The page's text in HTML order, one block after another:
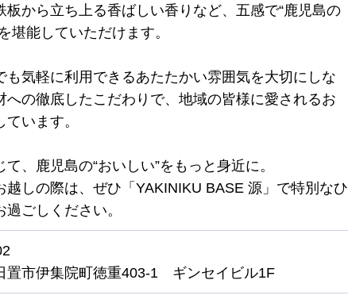
板から立ち上る香ばしい香りなど、五感で“鹿児島の
堪能していただけます。
も気軽に利用できるあたたかい雰囲気を大切にしな
への徹底したこだわりで、地域の皆様に愛されるお
います。
て、鹿児島の“おいしい”をもっと身近に。
越しの際は、ぜひ「YAKINIKU BASE 源」で特別なひ
過ごしください。
置市伊集院町徳重403-1
ギンセイビル1F